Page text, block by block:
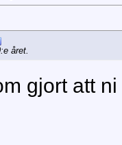
året.
gjort att